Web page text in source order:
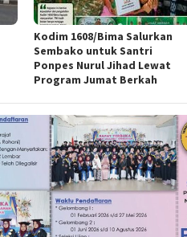
Kodim 1608/Bima Salurkan
Sembako untuk Santri
Ponpes Nurul Jihad Lewat
Program Jumat Berkah